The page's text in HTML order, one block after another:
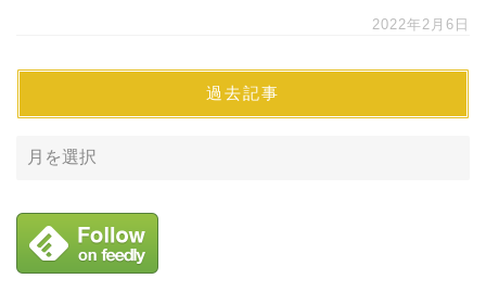
2022年2月6日
過去記事